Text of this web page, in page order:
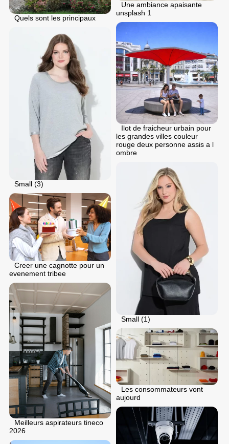
Une ambiance apaisante
unsplash 1
Quels sont les principaux
Ilot de fraicheur urbain pour
les grandes villes couleur
rouge deux personne assis a l
ombre
Small (3)
Small (1)
Creer une cagnotte pour un
evenement tribee
Meilleurs aspirateurs tineco
2026
Les consommateurs vont
aujourd